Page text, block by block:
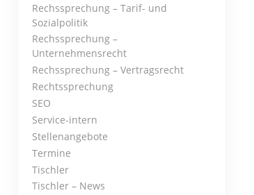
Rechssprechung – Tarif- und
Sozialpolitik
Rechssprechung –
Unternehmensrecht
Rechssprechung – Vertragsrecht
Rechtssprechung
SEO
Service-intern
Stellenangebote
Termine
Tischler
Tischler – News